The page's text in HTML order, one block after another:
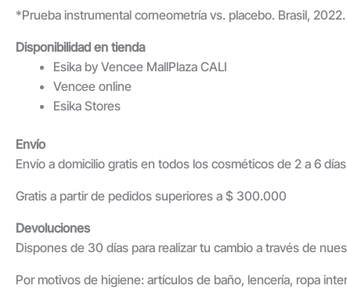
*Prueba instrumental corneometría vs. placebo. Brasil, 2022.
Disponibilidad en tienda
Esika by Vencee MallPlaza CALI
Vencee online
Esika Stores
Envío
Envío a domicilio gratis en todos los cosméticos de 2 a 6
Gratis a partir de pedidos superiores a $ 300.000
Devoluciones
Dispones de 30 días para realizar tu cambio a través de
Por motivos de higiene: artículos de baño, lencería, ropa